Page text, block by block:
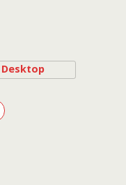
Desktop